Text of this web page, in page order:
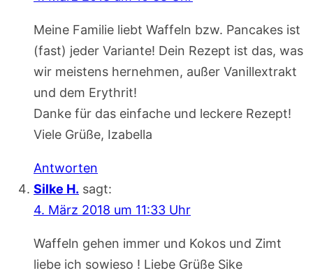
Meine Familie liebt Waffeln bzw. Pancakes ist
(fast) jeder Variante! Dein Rezept ist das, was
wir meistens hernehmen, außer Vanillextrakt
und dem Erythrit!
Danke für das einfache und leckere Rezept!
Viele Grüße, Izabella
Antworten
Silke H. sagt:
4. März 2018 um 11:33 Uhr
Waffeln gehen immer und Kokos und Zimt
liebe ich sowieso ! Liebe Grüße Sike